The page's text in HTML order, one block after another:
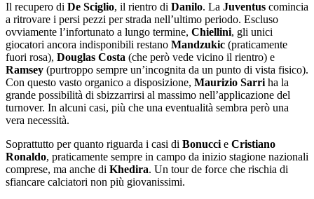
Il recupero di De Sciglio, il rientro di Danilo. La Juventus comincia
a ritrovare i persi pezzi per strada nell’ultimo periodo. Escluso
ovviamente l’infortunato a lungo termine, Chiellini, gli unici
giocatori ancora indisponibili restano Mandzukic (praticamente
fuori rosa), Douglas Costa (che però vede vicino il rientro) e
Ramsey (purtroppo sempre un’incognita da un punto di vista fisico).
Con questo vasto organico a disposizione, Maurizio Sarri ha la
grande possibilità di sbizzarrirsi al massimo nell’applicazione del
turnover. In alcuni casi, più che una eventualità sembra però una
vera necessità.
Soprattutto per quanto riguarda i casi di Bonucci e Cristiano
Ronaldo, praticamente sempre in campo da inizio stagione nazionali
comprese, ma anche di Khedira. Un tour de force che rischia di
sfiancare calciatori non più giovanissimi.